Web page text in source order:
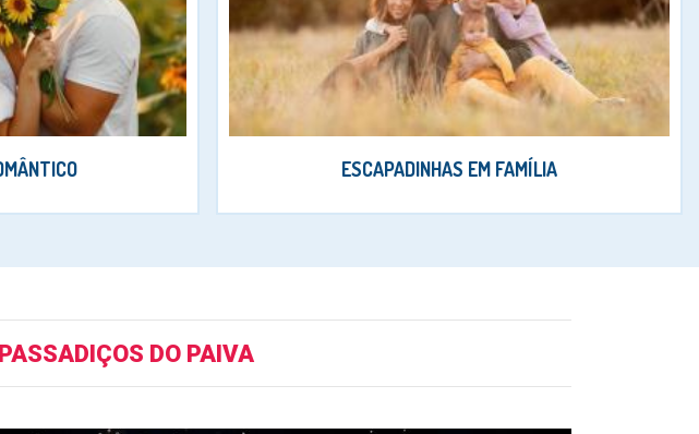
ESCAPADINHAS EM FAMÍLIA
DO PAIVA